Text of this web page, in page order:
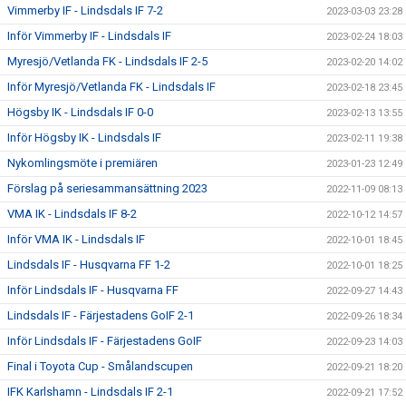
Vimmerby IF - Lindsdals IF 7-2 2023-03-03 23:28
Inför Vimmerby IF - Lindsdals IF 2023-02-24 18:03
Myresjö/Vetlanda FK - Lindsdals IF 2-5 2023-02-20 14:02
Inför Myresjö/Vetlanda FK - Lindsdals IF 2023-02-18 23:45
Högsby IK - Lindsdals IF 0-0 2023-02-13 13:55
Inför Högsby IK - Lindsdals IF 2023-02-11 19:38
Nykomlingsmöte i premiären 2023-01-23 12:49
Förslag på seriesammansättning 2023 2022-11-09 08:13
VMA IK - Lindsdals IF 8-2 2022-10-12 14:57
Inför VMA IK - Lindsdals IF 2022-10-01 18:45
Lindsdals IF - Husqvarna FF 1-2 2022-10-01 18:25
Inför Lindsdals IF - Husqvarna FF 2022-09-27 14:43
Lindsdals IF - Färjestadens GoIF 2-1 2022-09-26 18:34
Inför Lindsdals IF - Färjestadens GoIF 2022-09-23 14:03
Final i Toyota Cup - Smålandscupen 2022-09-21 18:20
IFK Karlshamn - Lindsdals IF 2-1 2022-09-21 17:52